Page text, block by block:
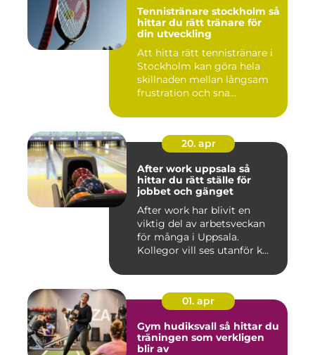
Tennistränare stockholm så
hittar du rätt tränare för
din utveckling
Att hitta rätt tennistränare i
Stockholm kan göra hela
skillnaden mellan långsam
frustration och sna...
20. apr
After work uppsala så
hittar du rätt ställe för
jobbet och gänget
After work har blivit en
viktig del av arbetsveckan
för många i Uppsala.
Kollegor vill ses utanför k...
01. apr
Gym hudiksvall så hittar du
träningen som verkligen
blir av